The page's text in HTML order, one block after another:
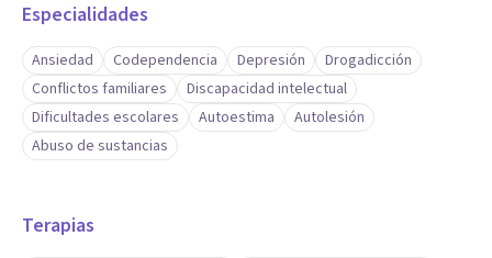
Especialidades
Ansiedad Codependencia Depresión
Drogadicción
Conflictos familiares
Discapacidad intelectual
Dificultades escolares
Autoestima
Autolesión
Abuso de sustancias
Terapias